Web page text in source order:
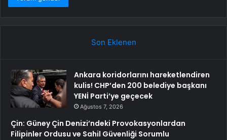
Son Eklenen
Ankara koridorlarını hareketlendiren
kulis! CHP’den 200 belediye başkanı
YENİ Parti’ye geçecek
Ağustos 7, 2026
Çin: Güney Çin Denizi’ndeki Provokasyonlardan
Filipinler Ordusu ve Sahil Güvenliği Sorumlu